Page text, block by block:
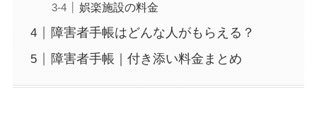
娯楽施設の料金
障害者手帳はどんな人がもらえる？
障害者手帳｜付き添い料金まとめ